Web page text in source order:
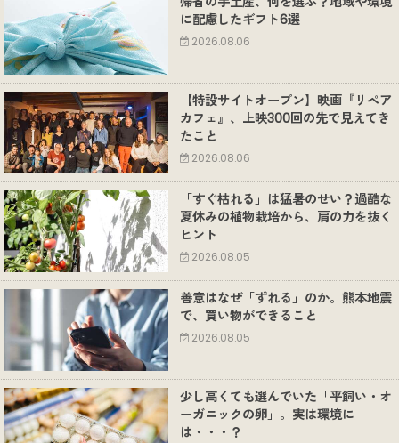
に配慮したギフト6選
2026.08.06
【特設サイトオープン】映画『リペア
カフェ』、上映300回の先で見えてき
たこと
2026.08.06
「すぐ枯れる」は猛暑のせい？過酷な
夏休みの植物栽培から、肩の力を抜く
ヒント
2026.08.05
善意はなぜ「ずれる」のか。熊本地震
で、買い物ができること
2026.08.05
少し高くても選んでいた「平飼い・オ
ーガニックの卵」。実は環境に
は・・・？